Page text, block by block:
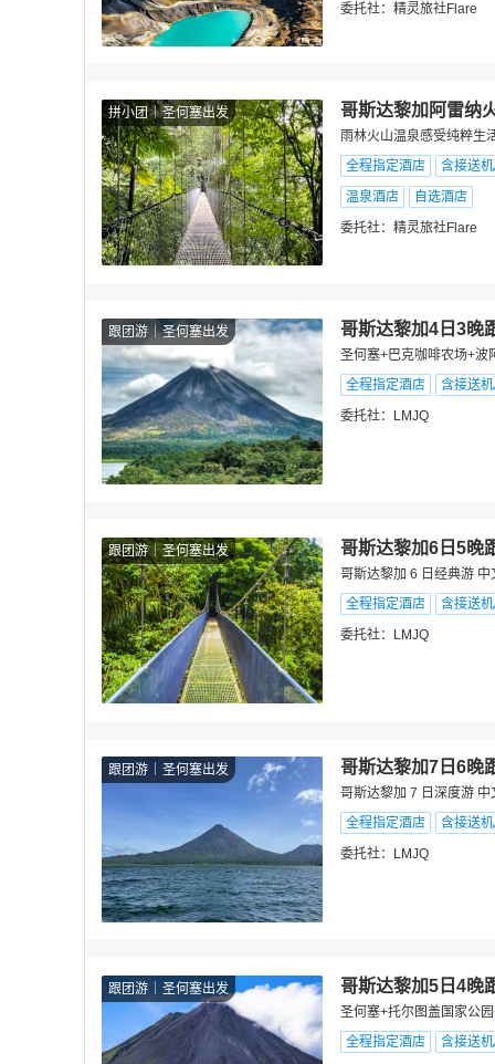
委托社： 精灵旅社Flare
拼小团 圣何塞出发 哥斯达黎加阿雷纳
雨林火山温泉感受纯粹生
全程指定酒店
含接送
温泉酒店
自选酒店
委托社： 精灵旅社Flare
跟团游 圣何塞出发 哥斯达黎加4日3晚
圣何塞+巴克咖啡农场+波
全程指定酒店
含接送
委托社：
LMJQ
跟团游 圣何塞出发 哥斯达黎加6日5晚
哥斯达黎加 6 日经典游 中
全程指定酒店
含接送
委托社：
LMJQ
跟团游 圣何塞出发 哥斯达黎加7日6晚
哥斯达黎加 7 日深度游 中
全程指定酒店
含接送
委托社：
LMJQ
跟团游 圣何塞出发 哥斯达黎加5日4晚
圣何塞+托尔图盖国家公
全程指定酒店
含接送